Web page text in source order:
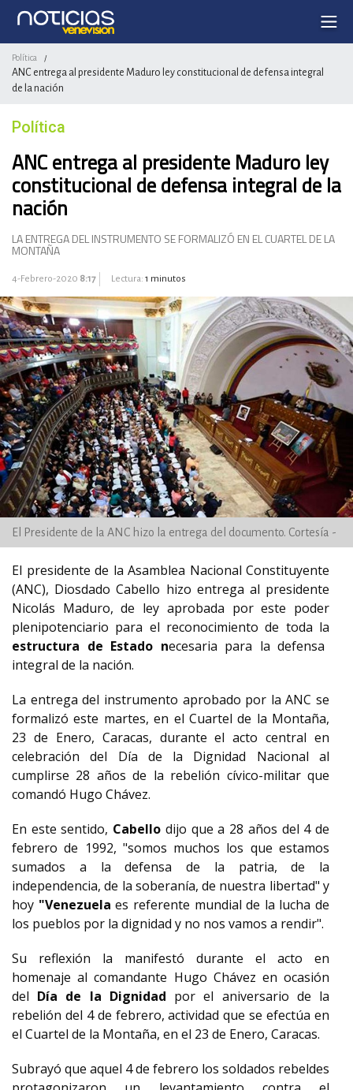
Política /
ANC entrega al presidente Maduro ley constitucional de defensa integral
de la nación
Política
ANC entrega al presidente Maduro ley
constitucional de defensa integral de la
nación
LA ENTREGA DEL INSTRUMENTO SE FORMALIZÓ EN EL CUARTEL DE LA
MONTAÑA
4-Febrero-2020 8:17 Lectura: 1 minutos
El Presidente de la ANC hizo la entrega del documento. Cortesía -
El presidente de la Asamblea Nacional Constituyente
(ANC), Diosdado Cabello hizo entrega al presidente
Nicolás Maduro, de ley aprobada por este poder
plenipotenciario para el reconocimiento de toda la
estructura de Estado necesaria para la defensa
integral de la nación.
La entrega del instrumento aprobado por la ANC se
formalizó este martes, en el Cuartel de la Montaña,
23 de Enero, Caracas, durante el acto central en
celebración del Día de la Dignidad Nacional al
cumplirse 28 años de la rebelión cívico-militar que
comandó Hugo Chávez.
En este sentido, Cabello dijo que a 28 años del 4 de
febrero de 1992, "somos muchos los que estamos
sumados a la defensa de la patria, de la
independencia, de la soberanía, de nuestra libertad" y
hoy "Venezuela es referente mundial de la lucha de
los pueblos por la dignidad y no nos vamos a rendir".
Su reflexión la manifestó durante el acto en
homenaje al comandante Hugo Chávez en ocasión
del Día de la Dignidad por el aniversario de la
rebelión del 4 de febrero, actividad que se efectúa en
el Cuartel de la Montaña, en el 23 de Enero, Caracas.
Subrayó que aquel 4 de febrero los soldados rebeldes